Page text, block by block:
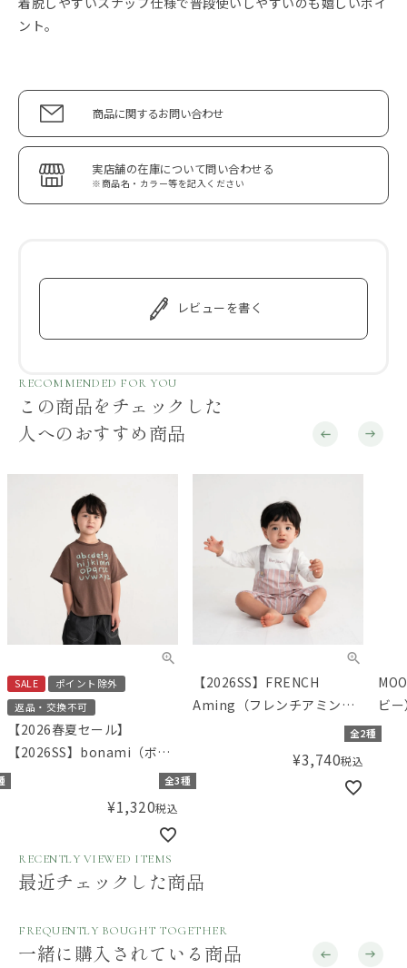
ント。
商品に関するお問い合わせ
実店舗の在庫について問い合わせる
※商品名・カラー等を記入ください
レビューを書く
RECOMMENDED FOR YOU
この商品をチェックした
人へのおすすめ商品
SALE
ポイント除外
返品・交換不可
【2026春夏セール】
【2026SS】bonami（ボナ
ミ） 抜け感ヘムのアルファ全3種
¥1,320税込
【2026SS】FRENCH
Aming（フレンチアミン
グ）サス付きレイヤード風全2種
¥3,740税込
ビ
ミ
RECENTLY VIEWED ITEMS
最近チェックした商品
FREQUENTLY BOUGHT TOGETHER
一緒に購入されている商品